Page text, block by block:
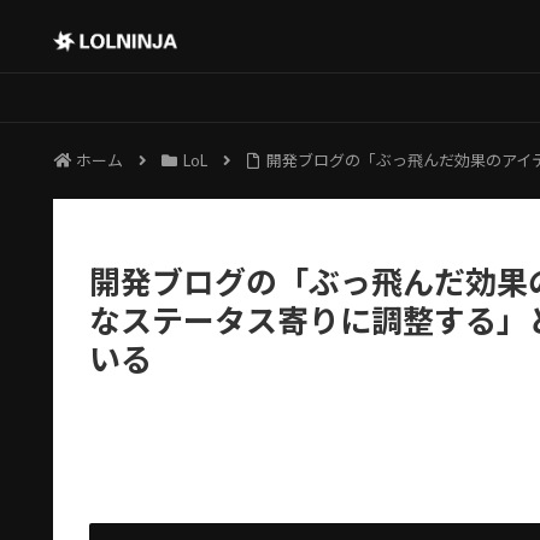
ホーム LoL 開発ブログの「ぶっ飛んだ効果のア
開発ブログの「ぶっ飛んだ効
なステータス寄りに調整する
いる